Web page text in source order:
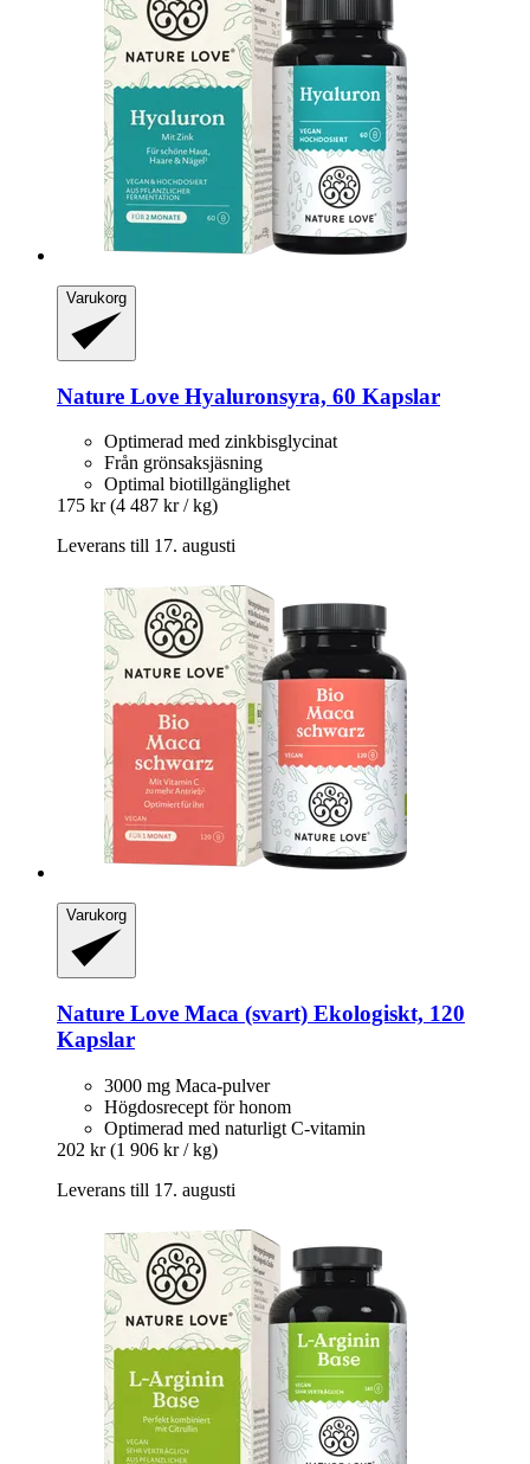
Varukorg
Nature Love Hyaluronsyra, 60 Kapslar
Optimerad med zinkbisglycinat
Från grönsaksjäsning
Optimal biotillgänglighet
175 kr (4 487 kr / kg)
Leverans till 17. augusti
Varukorg
Nature Love Maca (svart) Ekologiskt, 120
Kapslar
3000 mg Maca-pulver
Högdosrecept för honom
Optimerad med naturligt C-vitamin
202 kr (1 906 kr / kg)
Leverans till 17. augusti